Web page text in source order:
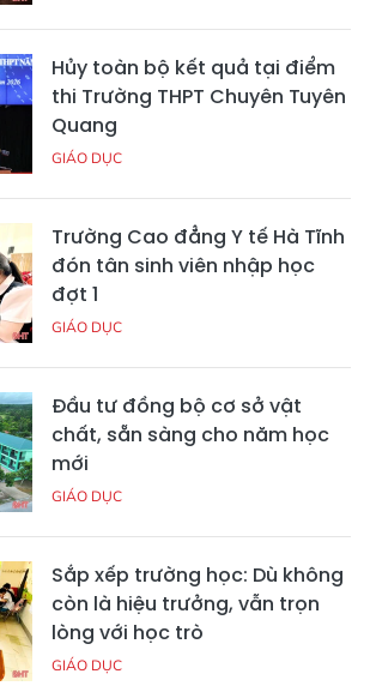
Hủy toàn bộ kết quả tại điểm
thi Trường THPT Chuyên Tuyên
Quang
GIÁO DỤC
Trường Cao đẳng Y tế Hà Tĩnh
đón tân sinh viên nhập học
đợt 1
GIÁO DỤC
Đầu tư đồng bộ cơ sở vật
chất, sẵn sàng cho năm học
mới
GIÁO DỤC
Sắp xếp trường học: Dù không
còn là hiệu trưởng, vẫn trọn
lòng với học trò
GIÁO DỤC